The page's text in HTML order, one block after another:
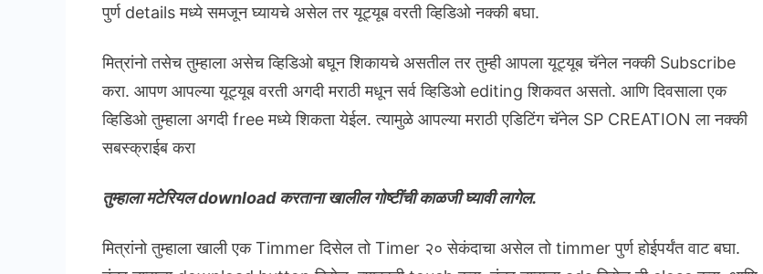
पुर्ण details मध्ये समजून घ्यायचे असेल तर यूट्यूब वरती व्हिडिओ नक्की बघा.
मित्रांनो तसेच तुम्हाला असेच व्हिडिओ बघून शिकायचे असतील तर तुम्ही आपला यूट्यूब चॅनेल नक्की Subscribe
करा. आपण आपल्या यूट्यूब वरती अगदी मराठी मधून सर्व व्हिडिओ editing शिकवत असतो. आणि दिवसाला एक
व्हिडिओ तुम्हाला अगदी free मध्ये शिकता येईल. त्यामुळे आपल्या मराठी एडिटिंग चॅनेल SP CREATION ला नक्की
सबस्क्राईब करा
तुम्हाला मटेरियल download करताना खालील गोष्टींची काळजी घ्यावी लागेल.
मित्रांनो तुम्हाला खाली एक Timmer दिसेल तो Timer २० सेकंदाचा असेल तो timmer पुर्ण होईपर्यंत वाट बघा.